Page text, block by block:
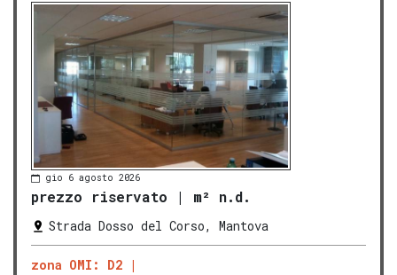
gio 6 agosto 2026
prezzo riservato | m² n.d.
Strada Dosso del Corso, Mantova
zona OMI: D2